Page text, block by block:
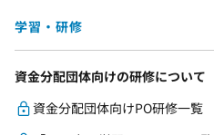
学習・研修
資金分配団体向けの研修について
資金分配団体向けPO研修一覧